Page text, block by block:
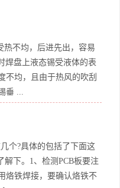
热不均，后进先出，容易
焊盘上液态锡受液体的表
不均，且由于热风的吹刮
垂 ...
个?具体的包括了下面这
解下。1、检测PCB板要注
烙铁焊接，要确认烙铁不